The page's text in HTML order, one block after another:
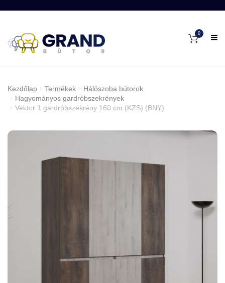
0
Kezdőlap Termékek
Hálószoba bútorok
Hagyományos gardróbszekrények
Vektor 1 gardróbszekrény 160 cm (KZS) (BNY)